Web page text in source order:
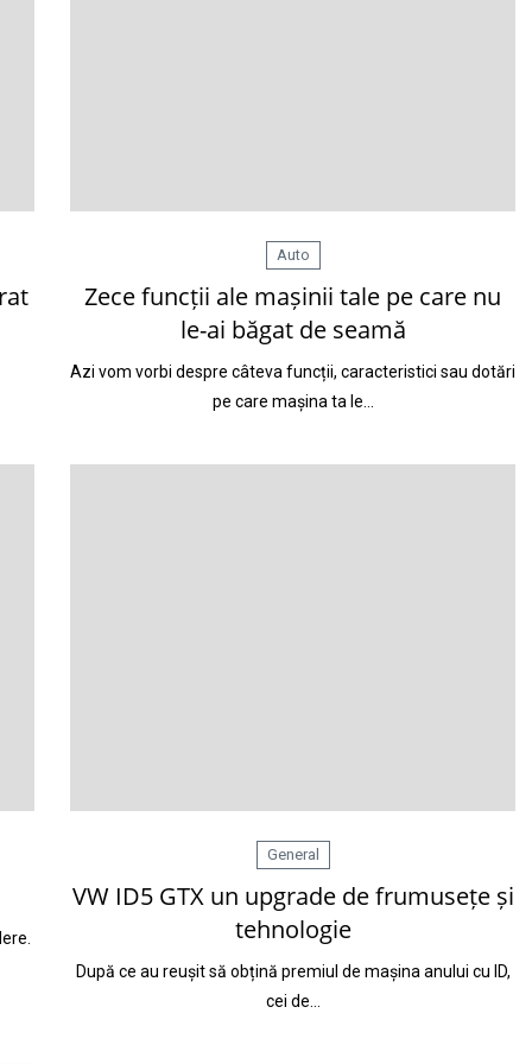
Auto
Zece funcții ale mașinii tale pe care nu
le-ai băgat de seamă
Azi vom vorbi despre câteva funcții, caracteristici sau dotări
pe care mașina ta le…
General
VW ID5 GTX un upgrade de frumusețe și
tehnologie
După ce au reușit să obțină premiul de mașina anului cu ID,
cei de…